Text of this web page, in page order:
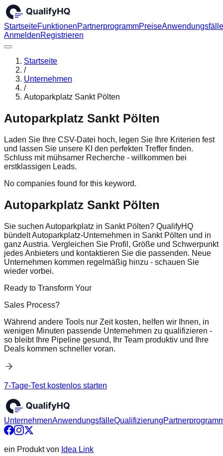
StartseiteFunktionenPartnerprogrammPreiseAnwendungsfälle
AnmeldenRegistrieren
Startseite
/
Unternehmen
/
Autoparkplatz Sankt Pölten
Autoparkplatz Sankt Pölten
Laden Sie Ihre CSV-Datei hoch, legen Sie Ihre Kriterien fest
und lassen Sie unsere KI den perfekten Treffer finden.
Schluss mit mühsamer Recherche - willkommen bei
erstklassigen Leads.
No companies found for this keyword.
Autoparkplatz Sankt Pölten
Sie suchen Autoparkplatz in Sankt Pölten? QualifyHQ
bündelt Autoparkplatz-Unternehmen in Sankt Pölten und in
ganz Austria. Vergleichen Sie Profil, Größe und Schwerpunkt
jedes Anbieters und kontaktieren Sie die passenden. Neue
Unternehmen kommen regelmäßig hinzu - schauen Sie
wieder vorbei.
Ready to Transform Your
Sales Process?
Während andere Tools nur Zeit kosten, helfen wir Ihnen, in
wenigen Minuten passende Unternehmen zu qualifizieren -
so bleibt Ihre Pipeline gesund, Ihr Team produktiv und Ihre
Deals kommen schneller voran.
7-Tage-Test kostenlos starten
UnternehmenAnwendungsfälleQualifizierung
ein Produkt von Idea Link